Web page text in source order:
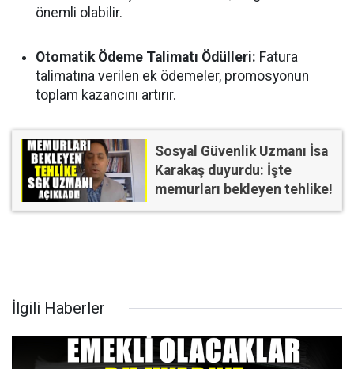
önemli olabilir.
Otomatik Ödeme Talimatı Ödülleri: Fatura
talimatına verilen ek ödemeler, promosyonun
toplam kazancını artırır.
Sosyal Güvenlik Uzmanı İsa
Karakaş duyurdu: İşte
memurları bekleyen tehlike!
İlgili Haberler